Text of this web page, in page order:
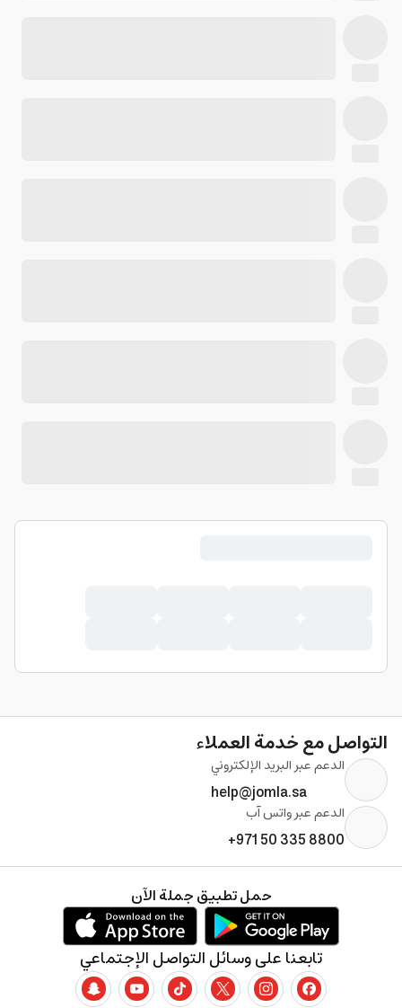
التواصل مع خدمة العملاء
الدعم عبر البريد الإلكتروني
help@jomla.sa
الدعم عبر واتس آب
+971 50 335 8800
تابعنا على وسائل التواصل الإجتماعي
حمل تطبيق جملة الآن